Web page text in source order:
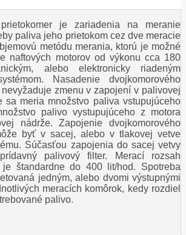
prietokomer je zariadenia na meranie
paliva jeho prietokom cez dve meracie
metódu merania, ktorú je možné
naftových motorov od výkonu cca 180
alebo elektronicky riadeným
Nasadenie dvojkomorového
zmenu v zapojení v palivovej
sa meria množstvo paliva vstupujúceho
palivo vystupujúceho z motora
nádrže. Zapojenie dvojkomorového
byť v sacej, alebo v tlakovej vetve
Súčasťou zapojenia do sacej vetvy
palivový filter. Merací rozsah
štandardne do 400 lit/hod. Spotreba
jedným, alebo dvomi výstupnými
meracích komôrok, kedy rozdiel
palivo.